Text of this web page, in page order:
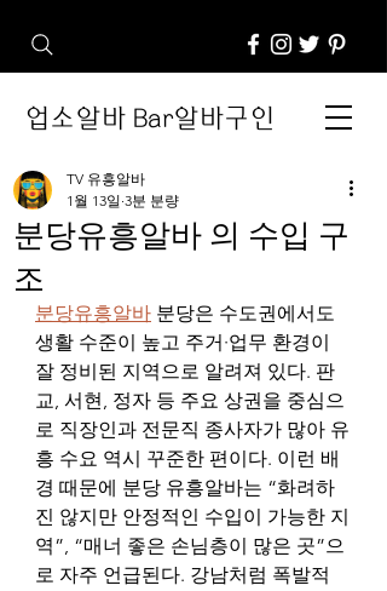
업소알바 Bar알바구인
분당유흥알바 의 수입 구
조
TV 유흥알바
1월 13일 3분 분량
분당유흥알바 분당은 수도권에서도
생활 수준이 높고 주거·업무 환경이
잘 정비된 지역으로 알려져 있다. 판
교, 서현, 정자 등 주요 상권을 중심으
로 직장인과 전문직 종사자가 많아 유
흥 수요 역시 꾸준한 편이다. 이런 배
경 때문에 분당 유흥알바는 “화려하
진 않지만 안정적인 수입이 가능한 지
역”, “매너 좋은 손님층이 많은 곳”으
로 자주 언급된다. 강남처럼 폭발적